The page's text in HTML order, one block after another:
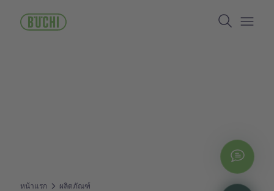
Search
หน้าแรก ผลิตภัณฑ์